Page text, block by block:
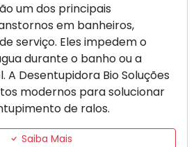
um dos principais
em banheiros,
serviço. Eles impedem o
durante o banho ou a
A Desentupidora Bio Soluções
modernos para solucionar
de ralos.
Saiba Mais